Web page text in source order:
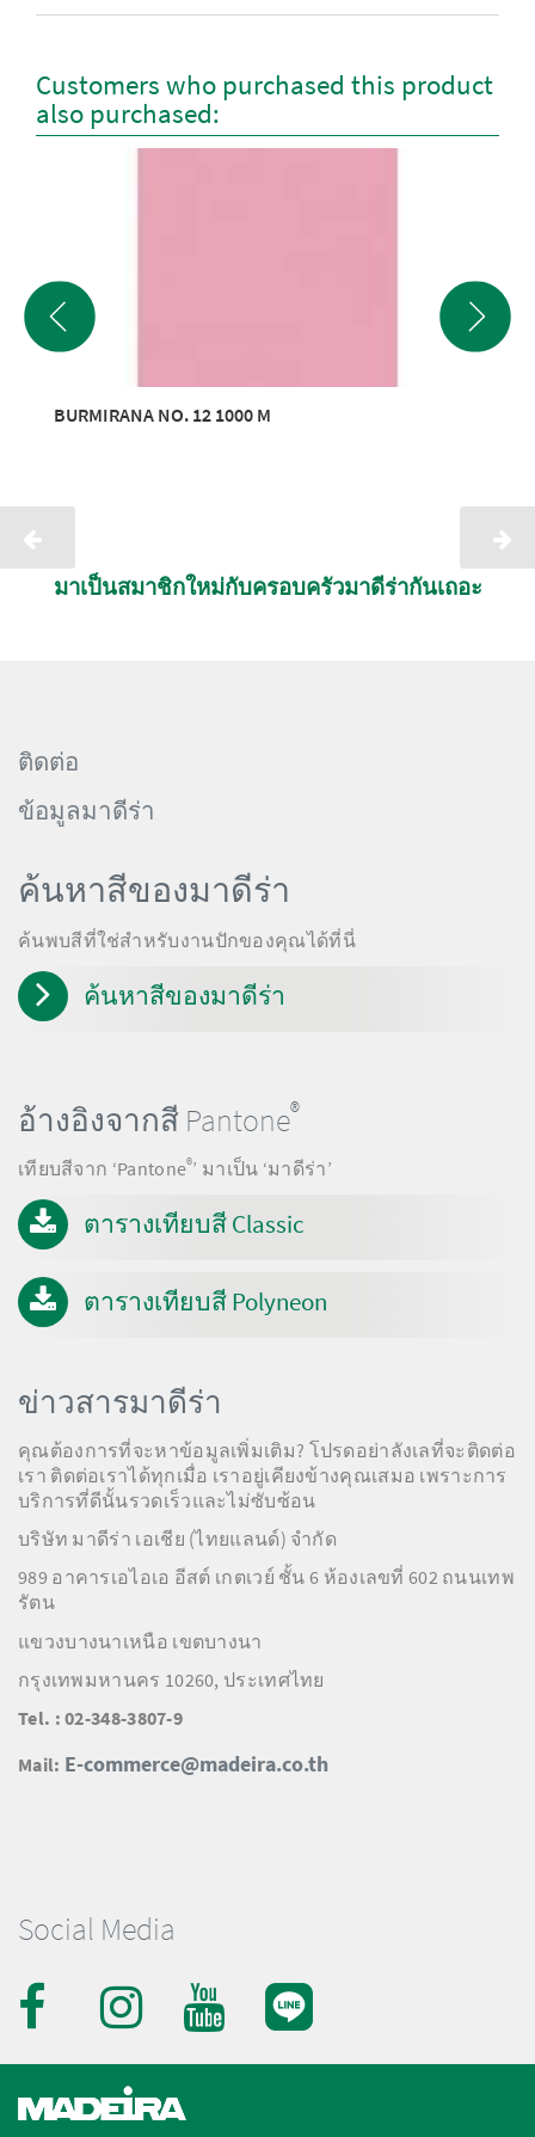
Customers who purchased this product
also purchased:
BURMIRANA NO. 12 1000 M
มาเป็นสมาชิกใหม่กับครอบครัวมาดีร่ากันเถอะ
ติดต่อ
ข้อมูลมาดีร่า
Social Media
ค้นหาสีของมาดีร่า
ค้นพบสีที่ใช่สำหรับงานปักของคุณได้ที่นี่
ค้นหาสีของมาดีร่า
อ้างอิงจากสี Pantone®
เทียบสีจาก ‘Pantone®’ มาเป็น ‘มาดีร่า’
ตารางเทียบสี Classic
ตารางเทียบสี Polyneon
ข่าวสารมาดีร่า
คุณต้องการที่จะหาข้อมูลเพิ่มเติม? โปรดอย่าลังเลที่จะติดต่อ
เรา ติดต่อเราได้ทุกเมื่อ เราอยู่เคียงข้างคุณเสมอ เพราะการ
บริการที่ดีนั้นรวดเร็วและไม่ซับซ้อน
บริษัท มาดีร่า เอเชีย (ไทยแลนด์) จำกัด
989 อาคารเอไอเอ อีสต์ เกตเวย์ ชั้น 6 ห้องเลขที่ 602 ถนนเทพ
รัตน
แขวงบางนาเหนือ เขตบางนา
กรุงเทพมหานคร 10260, ประเทศไทย
Tel. : 02-348-3807-9
Mail: E-commerce@madeira.co.th